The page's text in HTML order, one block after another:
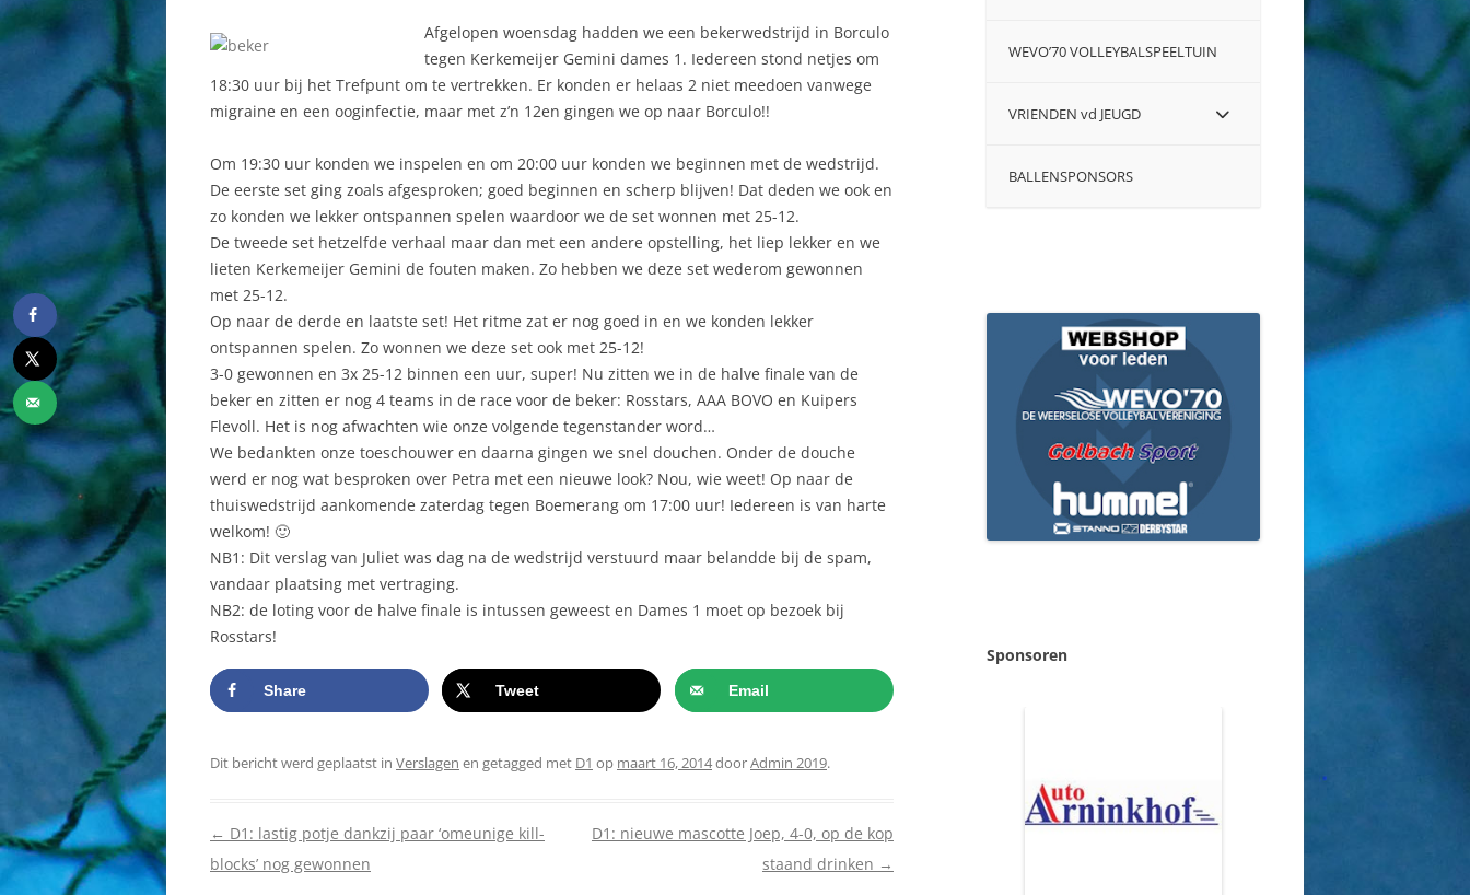
HISTORIE
DAMES 4
DAMES 5
DAMES 7
MEISJES B2
MEISJES B3
RECREANTEN RECREANTEN
Afgelopen woensdag hadden we een bekerwedstrijd in Borculo
tegen Kerkemeijer Gemini dames 1. Iedereen stond netjes om
18:30 uur bij het Trefpunt om te vertrekken. Er konden er helaas 2 niet meedoen vanwege
migraine en een ooginfectie, maar met z’n 12en gingen we op naar Borculo!!
Om 19:30 uur konden we inspelen en om 20:00 uur konden we beginnen met de wedstrijd.
De eerste set ging zoals afgesproken; goed beginnen en scherp blijven! Dat deden we ook en
zo konden we lekker ontspannen spelen waardoor we de set wonnen met 25-12.
De tweede set hetzelfde verhaal maar dan met een andere opstelling, het liep lekker en we
lieten Kerkemeijer Gemini de fouten maken. Zo hebben we deze set wederom gewonnen
met 25-12.
Op naar de derde en laatste set! Het ritme zat er nog goed in en we konden lekker
ontspannen spelen. Zo wonnen we deze set ook met 25-12!
3-0 gewonnen en 3x 25-12 binnen een uur, super! Nu zitten we in de halve finale van de
beker en zitten er nog 4 teams in de race voor de beker: Rosstars, AAA BOVO en Kuipers
Flevoll. Het is nog afwachten wie onze volgende tegenstander word…
We bedankten onze toeschouwer en daarna gingen we snel douchen. Onder de douche
werd er nog wat besproken over Petra met een nieuwe look? Nou, wie weet! Op naar de
thuiswedstrijd aankomende zaterdag tegen Boemerang om 17:00 uur! Iedereen is van harte
welkom! 🙂
NB1: Dit verslag van Juliet was dag na de wedstrijd verstuurd maar belandde bij de spam,
vandaar plaatsing met vertraging.
NB2: de loting voor de halve finale is intussen geweest en Dames 1 moet op bezoek bij
Rosstars!
Share Tweet Email
Dit bericht werd geplaatst in Verslagen en getagged met D1 op maart 16, 2014doorAdmin 2019.
Berichtnavigatie
← D1: lastig potje dankzij paar ‘omeunige kill-
blocks’ nog gewonnen
D1: nieuwe mascotte Joep, 4-0, op de kop
staand drinken →
WEVO’70 VOLLEYBALSPEELTUIN
VRIENDEN vd JEUGD
BALLENSPONSORS
Sponsoren